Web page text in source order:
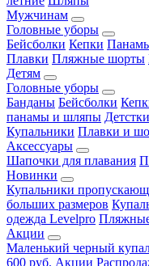
Мужчинам
Головные уборы
Бейсболки Кепки
Плавки Пляжные шорты
Детям
Головные уборы
Банданы Бейсболки
панамы и шляпы
Купальники Плавки и
Аксессуары
Шапочки для плавания
Новинки
Купальники
больших размеров
одежда Levelpro
Акции
Маленький черный
600 руб. Акции